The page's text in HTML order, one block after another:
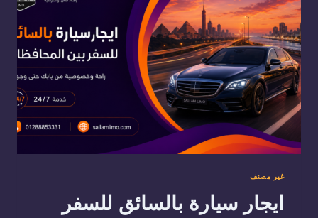
ومرونة
غير مصنف
ايجار سيارة بالسائق للسفر